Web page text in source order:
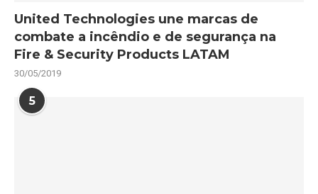
United Technologies une marcas de
combate a incêndio e de segurança na
Fire & Security Products LATAM
30/05/2019
5